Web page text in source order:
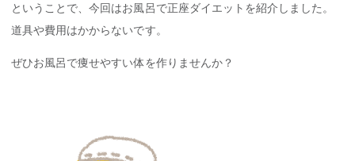
ということで、今回はお風呂で正座ダイエットを紹介しました。
道具や費用はかからないです。
ぜひお風呂で痩せやすい体を作りませんか？